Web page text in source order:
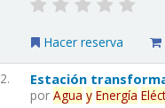
Hacer reserva
2. Estación
porAgua y Energía